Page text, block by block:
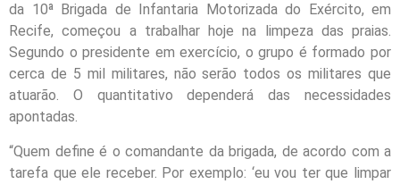
da 10ª Brigada de Infantaria Motorizada do Exército, em
Recife, começou a trabalhar hoje na limpeza das praias.
Segundo o presidente em exercício, o grupo é formado por
cerca de 5 mil militares, não serão todos os militares que
atuarão. O quantitativo dependerá das necessidades
apontadas.
“Quem define é o comandante da brigada, de acordo com a
tarefa que ele receber. Por exemplo: ‘eu vou ter que limpar